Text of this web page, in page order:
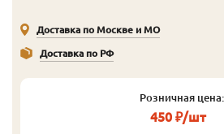
Доставка по Москве и МО
Доставка по РФ
Розничная цена:
450 ₽/шт